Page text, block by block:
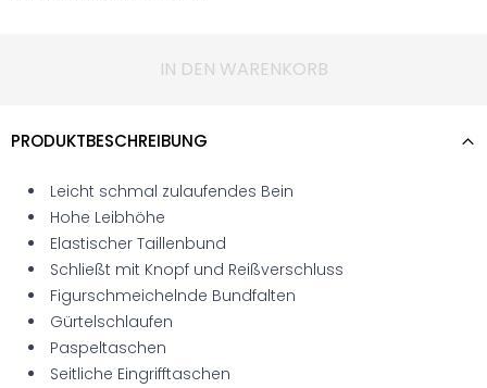
IN DEN WARENKORB
PRODUKTBESCHREIBUNG
Leicht schmal zulaufendes Bein
Hohe Leibhöhe
Elastischer Taillenbund
Schließt mit Knopf und Reißverschluss
Figurschmeichelnde Bundfalten
Gürtelschlaufen
Paspeltaschen
Seitliche Eingrifftaschen